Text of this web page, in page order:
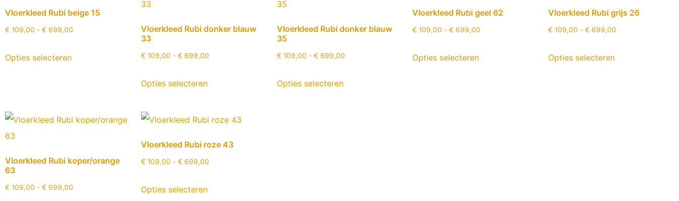
Vloerkleed Rubi beige 15
€ 109,00 - € 699,00
Opties selecteren
Vloerkleed Rubi donker blauw
33
€ 109,00 - € 699,00
Opties selecteren
Vloerkleed Rubi donker blauw
35
€ 109,00 - € 699,00
Opties selecteren
Vloerkleed Rubi geel 62
€ 109,00 - € 699,00
Opties selecteren
Vloerkleed Rubi grijs 26
€ 109,00 - € 699,00
Opties selecteren
Vloerkleed Rubi koper/orange
63
€ 109,00 - € 699,00
Vloerkleed Rubi roze 43
€ 109,00 - € 699,00
Opties selecteren